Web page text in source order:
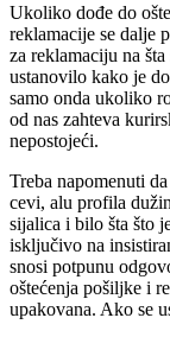
Ukoliko dođe do
reklamacije se dalje
za reklamaciju na
ustanovilo kako je
samo onda ukoliko
od nas zahteva
nepostojeći.
Treba napomenuti
cevi, alu profila
sijalica i bilo šta što
isključivo na
snosi potpunu
oštećenja pošiljke i
upakovana. Ako se